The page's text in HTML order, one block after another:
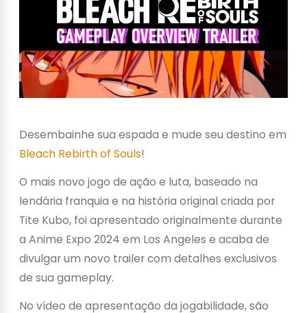
Desembainhe sua espada e mude seu destino em
Bleach Rebirth of Souls!
O mais novo jogo de ação e luta, baseado na
lendária franquia e na história original criada por
Tite Kubo, foi apresentado originalmente durante
a Anime Expo 2024 em Los Angeles e acaba de
divulgar um novo trailer com detalhes exclusivos
de sua gameplay.
No vídeo de apresentação da jogabilidade, são